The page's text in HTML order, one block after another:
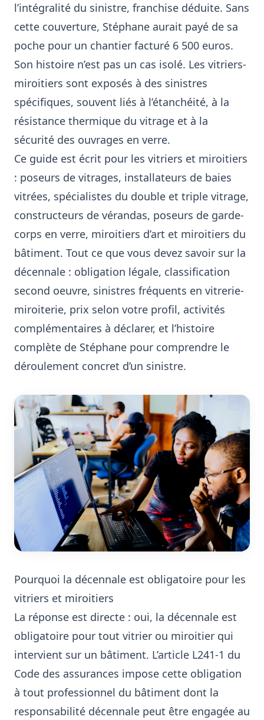
l’intégralité du sinistre, franchise déduite. Sans
cette couverture, Stéphane aurait payé de sa
poche pour un chantier facturé 6 500 euros.
Son histoire n’est pas un cas isolé. Les vitriers-
miroitiers sont exposés à des sinistres
spécifiques, souvent liés à l’étanchéité, à la
résistance thermique du vitrage et à la
sécurité des ouvrages en verre.
Ce guide est écrit pour les vitriers et miroitiers
: poseurs de vitrages, installateurs de baies
vitrées, spécialistes du double et triple vitrage,
constructeurs de vérandas, poseurs de garde-
corps en verre, miroitiers d’art et miroitiers du
bâtiment. Tout ce que vous devez savoir sur la
décennale : obligation légale, classification
second oeuvre, sinistres fréquents en vitrerie-
miroiterie, prix selon votre profil, activités
complémentaires à déclarer, et l’histoire
complète de Stéphane pour comprendre le
déroulement concret d’un sinistre.
Pourquoi la décennale est obligatoire pour les
vitriers et miroitiers
La réponse est directe : oui, la décennale est
obligatoire pour tout vitrier ou miroitier qui
intervient sur un bâtiment. L’article L241-1 du
Code des assurances impose cette obligation
à tout professionnel du bâtiment dont la
responsabilité décennale peut être engagée au